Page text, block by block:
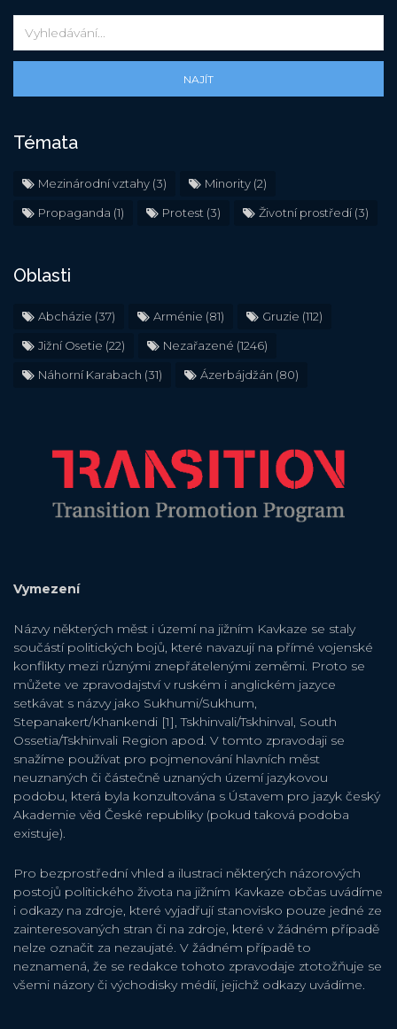
NAJÍT
Témata
Mezinárodní vztahy (3) Minority (2)
Propaganda (1) Protest (3) Životní prostředí(3)
Oblasti
Abcházie (37) Arménie (81) Gruzie (112)
Jižní Osetie (22) Nezařazené (1246)
Náhorní Karabach (31) Ázerbájdžán (80)
Vymezení
Názvy některých měst i území na jižním Kavkaze se staly
součástí politických bojů, které navazují na přímé vojenské
konflikty mezi různými znepřátelenými zeměmi. Proto se
můžete ve zpravodajství v ruském i anglickém jazyce
setkávat s názvy jako Sukhumi/Sukhum,
Stepanakert/Khankendi [1], Tskhinvali/Tskhinval, South
Ossetia/Tskhinvali Region apod. V tomto zpravodaji se
snažíme používat pro pojmenování hlavních měst
neuznaných či částečně uznaných území jazykovou
podobu, která byla konzultována s Ústavem pro jazyk český
Akademie věd České republiky (pokud taková podoba
existuje).
Pro bezprostřední vhled a ilustraci některých názorových
postojů politického života na jižním Kavkaze občas uvádíme
i odkazy na zdroje, které vyjadřují stanovisko pouze jedné ze
zainteresovaných stran či na zdroje, které v žádném případě
nelze označit za nezaujaté. V žádném případě to
neznamená, že se redakce tohoto zpravodaje ztotožňuje se
všemi názory či východisky médií, jejichž odkazy uvádíme.